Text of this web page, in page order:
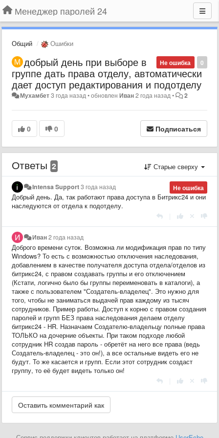
Менеджер паролей 24
Общий Ошибки
0
Не ошибка
добрый день при выборе в
группе дать права отделу, автоматически
дает доступ редактирования и подотделу
Мухамбет3 года назад •обновленИван2 года назад • 2
0 0 Подписаться
Ответы 2 Старые сверху
Не ошибка
Intensa Support3 года назад
Добрый день. Да, так работают права доступа в Битрикс24 и они
наследуются от отдела к подотделу.
Иван2 года назад
Доброго времени суток. Возможна ли модификация прав по типу
Windows? То есть с возможностью отключения наследования,
добавлением в качестве получателя доступа отдела/отделов из
битрикс24, с правом создавать группы и его отключением
(Кстати, логично было бы группы переименовать в каталоги), а
также с пользователем "Создатель-владелец". Это нужно для
того, чтобы не заниматься выдачей прав каждому из тысяч
сотрудников. Пример работы. Доступ к корню с правом создания
паролей и групп БЕЗ права наследования делаем отделу
битрикс24 - HR. Назначаем Создателю-владельцу полные права
ТОЛЬКО на дочерние объекты. При таком подходе любой
сотрудник HR создав пароль - обретёт на него все права (ведь
Создатель-владелец - это он!), а все остальные видеть его не
будут. То же касается и групп. Если этот сотрудник создаст
группу, то её будет видеть только он!